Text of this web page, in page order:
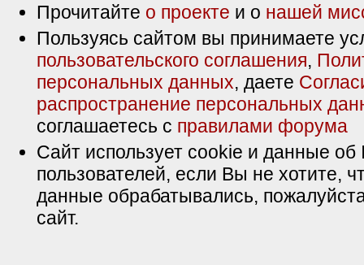
Прочитайте о проекте и о нашей
Пользуясь сайтом вы принимаете
пользовательского соглашения,
персональных данных, даете
распространение персональных
соглашаетесь с правилами форума
Сайт использует cookie и данные об
пользователей, если Вы не хотите,
данные обрабатывались,
сайт.